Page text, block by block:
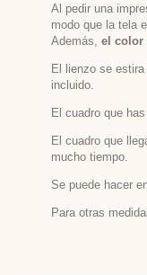
Al pedir una
modo que la tela
Además, el color
El lienzo se
incluido.
El cuadro que
El cuadro que
mucho tiempo.
Se puede hacer
Para otras